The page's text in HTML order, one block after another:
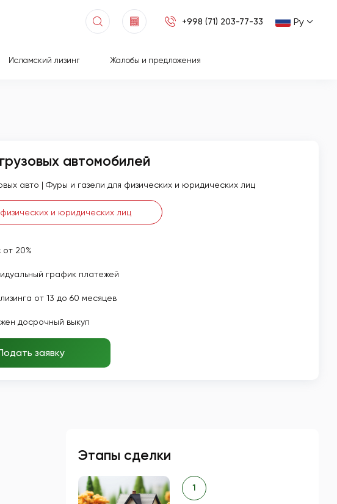
+998 (71) 203-77-33 Ру
Исламский лизинг Жалобы и предложения
автомобилей
авто | Фуры и газели для физических и юридических лиц
и юридических лиц
20%
график платежей
от 13 до 60 месяцев
досрочный выкуп
заявку
Этапы сделки
1